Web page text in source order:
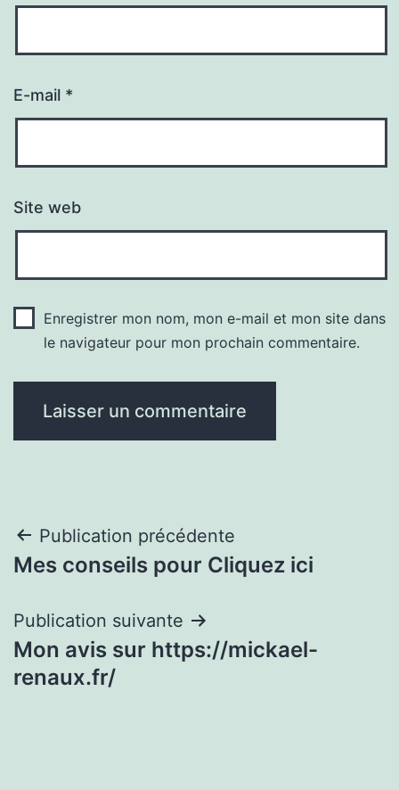
E-mail *
Site web
Enregistrer mon nom, mon e-mail et mon site dans
le navigateur pour mon prochain commentaire.
Navigation
de
l’article
Publication précédente
Mes conseils pour Cliquez ici
Publication suivante
Mon avis sur https://mickael-
renaux.fr/